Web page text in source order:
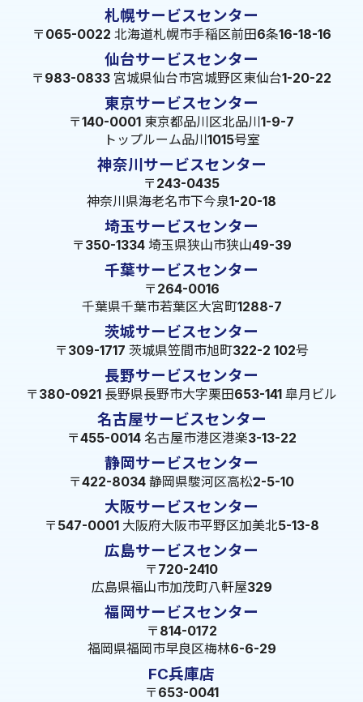
札幌サービスセンター
〒065-0022 北海道札幌市手稲区前田6条16-18-16
仙台サービスセンター
〒983-0833 宮城県仙台市宮城野区東仙台1-20-22
東京サービスセンター
〒140-0001 東京都品川区北品川1-9-7
トップルーム品川1015号室
神奈川サービスセンター
〒243-0435
神奈川県海老名市下今泉1-20-18
埼玉サービスセンター
〒350-1334 埼玉県狭山市狭山49-39
千葉サービスセンター
〒264-0016
千葉県千葉市若葉区大宮町1288-7
茨城サービスセンター
〒309-1717 茨城県笠間市旭町322-2 102号
長野サービスセンター
〒380-0921 長野県長野市大字栗田653-141 皐月ビル
名古屋サービスセンター
〒455-0014 名古屋市港区港楽3-13-22
静岡サービスセンター
〒422-8034 静岡県駿河区高松2-5-10
大阪サービスセンター
〒547-0001 大阪府大阪市平野区加美北5-13-8
広島サービスセンター
〒720-2410
広島県福山市加茂町八軒屋329
福岡サービスセンター
〒814-0172
福岡県福岡市早良区梅林6-6-29
FC兵庫店
〒653-0041